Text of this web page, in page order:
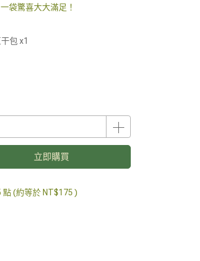
袋驚喜大大滿足！
包 x1
立即購買
點 (約等於 NT$175 )